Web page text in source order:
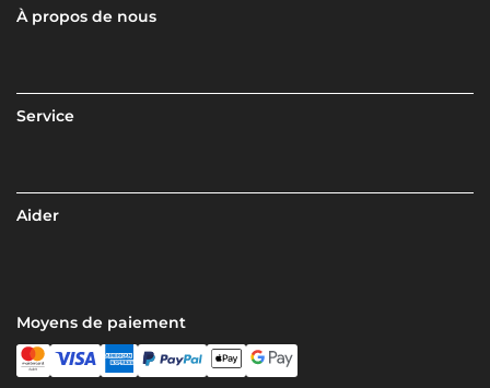
À propos de nous
Service
Aider
Moyens de paiement